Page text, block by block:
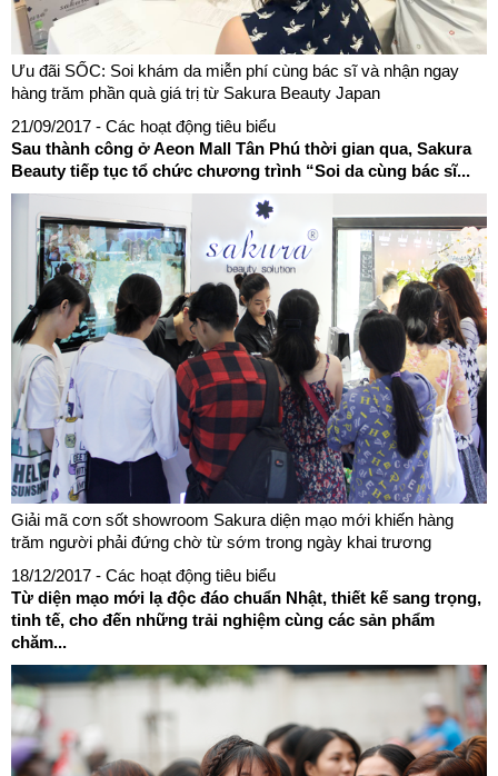
Ưu đãi SỐC: Soi khám da miễn phí cùng bác sĩ và nhận ngay
hàng trăm phần quà giá trị từ Sakura Beauty Japan
21/09/2017 - Các hoạt động tiêu biểu
Sau thành công ở Aeon Mall Tân Phú thời gian qua, Sakura
Beauty tiếp tục tổ chức chương trình “Soi da cùng bác sĩ...
Giải mã cơn sốt showroom Sakura diện mạo mới khiến hàng
trăm người phải đứng chờ từ sớm trong ngày khai trương
18/12/2017 - Các hoạt động tiêu biểu
Từ diện mạo mới lạ độc đáo chuẩn Nhật, thiết kế sang trọng,
tinh tế, cho đến những trải nghiệm cùng các sản phẩm
chăm...